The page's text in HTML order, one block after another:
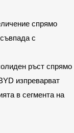
спрямо
с
ръст спрямо
изпреварват
в сегмента на